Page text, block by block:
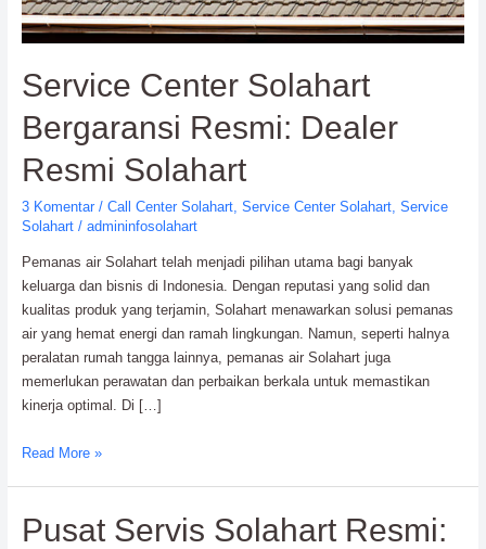
Service Center Solahart
Bergaransi Resmi: Dealer
Resmi Solahart
3 Komentar / Call Center Solahart, Service Center Solahart, Service
Solahart/ admininfosolahart
Pemanas air Solahart telah menjadi pilihan utama bagi banyak
keluarga dan bisnis di Indonesia. Dengan reputasi yang solid dan
kualitas produk yang terjamin, Solahart menawarkan solusi pemanas
air yang hemat energi dan ramah lingkungan. Namun, seperti halnya
peralatan rumah tangga lainnya, pemanas air Solahart juga
memerlukan perawatan dan perbaikan berkala untuk memastikan
kinerja optimal. Di […]
Service
Bergaransi
Read More »
Pusat Servis Solahart Resmi: